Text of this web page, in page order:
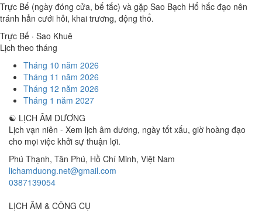
Trực Bế (ngày đóng cửa, bế tắc) và gặp Sao Bạch Hổ hắc đạo nên
tránh hẳn cưới hỏi, khai trương, động thổ.
Trực Bế · Sao Khuê
Lịch theo tháng
Tháng 10 năm 2026
Tháng 11 năm 2026
Tháng 12 năm 2026
Tháng 1 năm 2027
☯ LỊCH ÂM DƯƠNG
Lịch vạn niên - Xem lịch âm dương, ngày tốt xấu, giờ hoàng đạo
cho mọi việc khởi sự thuận lợi.
Phú Thạnh, Tân Phú, Hồ Chí Minh, Việt Nam
lichamduong.net@gmail.com
0387139054
LỊCH ÂM & CÔNG CỤ